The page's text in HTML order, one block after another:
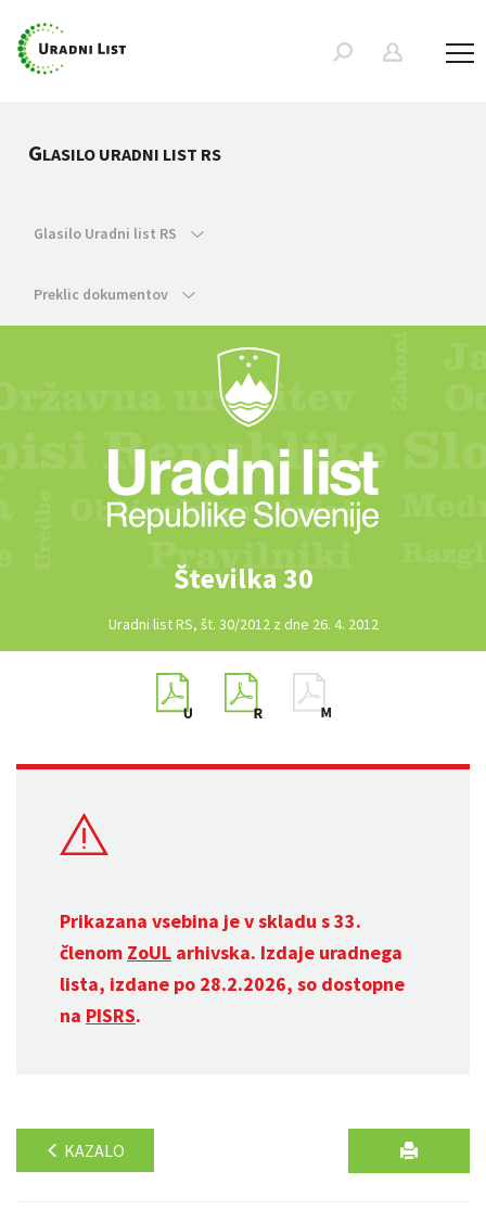
GLASILO URADNI LIST RS
Glasilo Uradni list RS
Preklic dokumentov
Številka 30
Uradni list RS, št. 30/2012 z dne 26. 4. 2012
Prikazana vsebina je v skladu s 33.
členom ZoUL arhivska. Izdaje uradnega
lista, izdane po 28.2.2026, so dostopne
na PISRS.
KAZALO